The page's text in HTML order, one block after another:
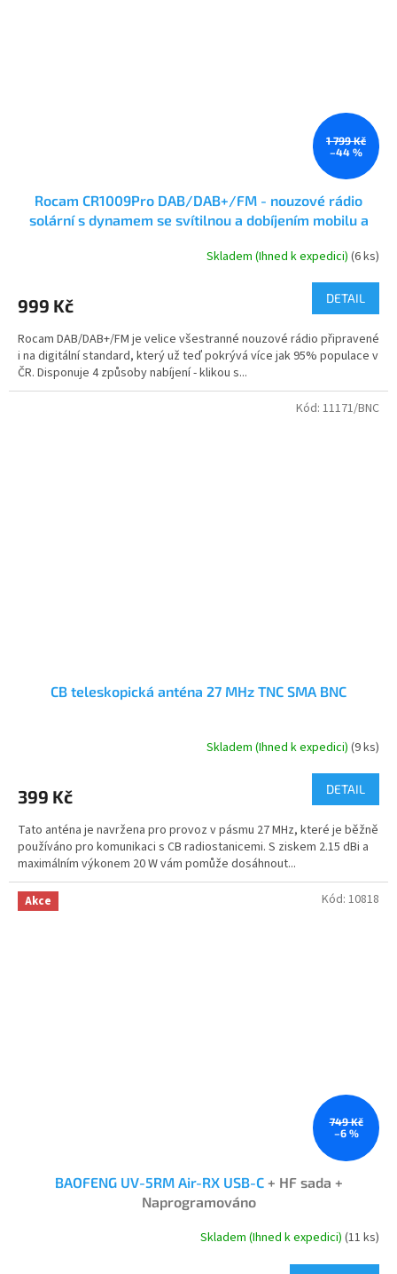
1 799 Kč
–44 %
Rocam CR1009Pro DAB/DAB+/FM - nouzové rádio
solární s dynamem se svítilnou a dobíjením mobilu a
je
z
5
hvězdiček.
Skladem (Ihned k expedici)(6 ks)
999 Kč DETAIL
Rocam DAB/DAB+/FM je velice všestranné nouzové rádio připravené
i na digitální standard, který už teď pokrývá více jak 95% populace v
ČR. Disponuje 4 způsoby nabíjení - klikou s...
CB teleskopická anténa 27 MHz TNC SMA BNC
je
z
5
hvězdiček.
Skladem (Ihned k expedici)(9 ks)
399 Kč DETAIL
Tato anténa je navržena pro provoz v pásmu 27 MHz, které je běžně
používáno pro komunikaci s CB radiostanicemi. S ziskem 2.15 dBi a
maximálním výkonem 20 W vám pomůže dosáhnout...
Kód: 11171/BNC
Akce
749 Kč
–6 %
BAOFENG UV-5RM Air-RX USB-C + HF sada +
Naprogramováno
Skladem (Ihned k expedici)(11 ks)
Kód: 10818